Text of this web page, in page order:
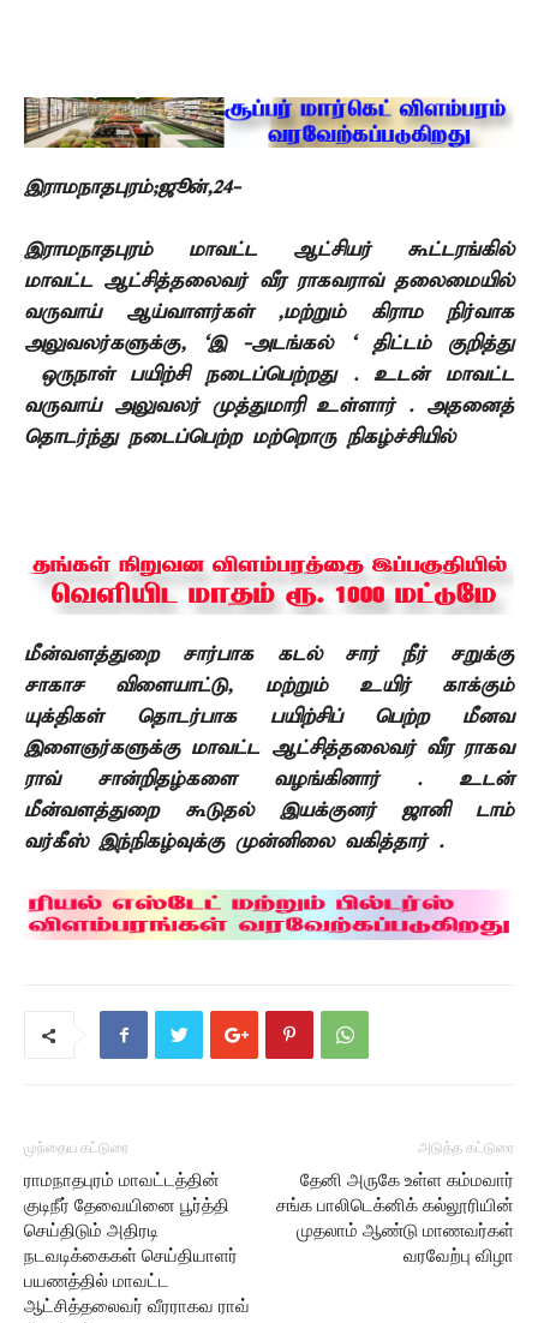
இராமநாதபுரம்;ஜூன்,24-
இராமநாதபுரம் மாவட்ட ஆட்சியர் கூட்டரங்கில்
மாவட்ட ஆட்சித்தலைவர் வீர ராகவராவ் தலைமையில்
வருவாய் ஆய்வாளர்கள் ,மற்றும் கிராம நிர்வாக
அலுவலர்களுக்கு, ‘இ -அடங்கல் ‘ திட்டம் குறித்து
ஒருநாள் பயிற்சி நடைப்பெற்றது . உடன் மாவட்ட
வருவாய் அலுவலர் முத்துமாரி உள்ளார் .அதனைத்
தொடர்ந்து நடைப்பெற்ற மற்றொரு நிகழ்ச்சியில்
மீன்வளத்துறை சார்பாக கடல் சார் நீர் சறுக்கு
சாகாச விளையாட்டு, மற்றும் உயிர் காக்கும்
யுக்திகள் தொடர்பாக பயிற்சிப் பெற்ற மீனவ
இளைஞர்களுக்கு மாவட்ட ஆட்சித்தலைவர் வீர ராகவ
ராவ் சான்றிதழ்களை வழங்கினார் . உடன்
மீன்வளத்துறை கூடுதல் இயக்குனர் ஜானி டாம்
வர்கீஸ் இந்நிகழ்வுக்கு முன்னிலை வகித்தார் .
முந்தைய கட்டுரை
ராமநாதபுரம் மாவட்டத்தின்
குடிநீர் தேவையினை பூர்த்தி
செய்திடும் அதிரடி
நடவடிக்கைகள் செய்தியாளர்
பயணத்தில் மாவட்ட
ஆட்சித்தலைவர் வீரராகவ ராவ்
அடுத்த கட்டுரை
தேனி அருகே உள்ள கம்மவார்
சங்க பாலிடெக்னிக் கல்லூரியின்
முதலாம் ஆண்டு மாணவர்கள்
வரவேற்பு விழா